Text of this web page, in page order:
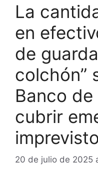
La
en
de
colchón”
Banco de
cubrir
20 de julio de 2025